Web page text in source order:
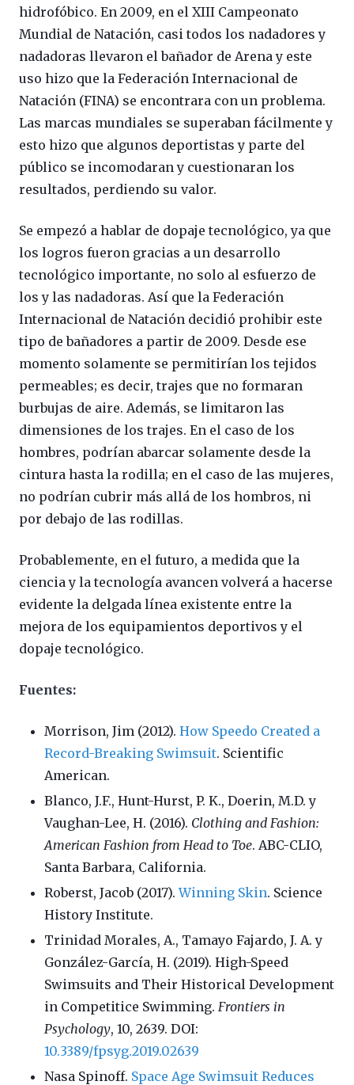
hidrofóbico. En 2009, en el XIII Campeonato
Mundial de Natación, casi todos los nadadores y
nadadoras llevaron el bañador de Arena y este
uso hizo que la Federación Internacional de
Natación (FINA) se encontrara con un problema.
Las marcas mundiales se superaban fácilmente y
esto hizo que algunos deportistas y parte del
público se incomodaran y cuestionaran los
resultados, perdiendo su valor.
Se empezó a hablar de dopaje tecnológico, ya que
los logros fueron gracias a un desarrollo
tecnológico importante, no solo al esfuerzo de
los y las nadadoras. Así que la Federación
Internacional de Natación decidió prohibir este
tipo de bañadores a partir de 2009. Desde ese
momento solamente se permitirían los tejidos
permeables; es decir, trajes que no formaran
burbujas de aire. Además, se limitaron las
dimensiones de los trajes. En el caso de los
hombres, podrían abarcar solamente desde la
cintura hasta la rodilla; en el caso de las mujeres,
no podrían cubrir más allá de los hombros, ni
por debajo de las rodillas.
Probablemente, en el futuro, a medida que la
ciencia y la tecnología avancen volverá a hacerse
evidente la delgada línea existente entre la
mejora de los equipamientos deportivos y el
dopaje tecnológico.
Fuentes:
Morrison, Jim (2012). How Speedo Created a
Record-Breaking Swimsuit. Scientific
American.
Blanco, J.F., Hunt-Hurst, P. K., Doerin, M.D. y
Vaughan-Lee, H. (2016). Clothing and Fashion:
American Fashion from Head to Toe. ABC-CLIO,
Santa Barbara, California.
Roberst, Jacob (2017).Winning Skin. Science
History Institute.
Trinidad Morales, A., Tamayo Fajardo, J. A. y
González-García, H. (2019). High-Speed
Swimsuits and Their Historical Development
in Competitice Swimming. Frontiers in
Psychology, 10, 2639. DOI:
10.3389/fpsyg.2019.02639
Nasa Spinoff. Space Age Swimsuit Reduces